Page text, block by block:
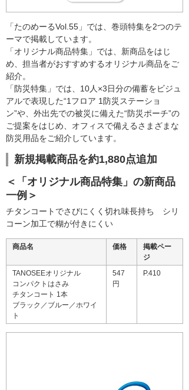
「たのめーるVol.55」では、巻頭特集を2つのテ
ーマで掲載しています。
「オリジナル商品特集」では、新商品をはじ
め、担当者がおすすめするオリジナル商品をご
紹介。
「防災特集」では、10人×3日分の備蓄をビジュ
アルで表現した“1フロア 1防災ステーショ
ン”や、外出先での被災に備えた“防災ポーチ”の
ご提案をはじめ、オフィスで備えるさまざまな
防災用品をご紹介しています。
新規掲載商品を約1,880点追加
＜「オリジナル商品特集」の新商品
一例＞
チタンコートでさびにくく切れ味長持ち シリ
コーン加工で糊が付きにくい
商品名 価格
掲載ペー
ジ
TANOSEEオリジナル
コンパクトはさみ
チタンコート 1本
ブラック／ブルー／ホワイ
ト
547
円
P.410